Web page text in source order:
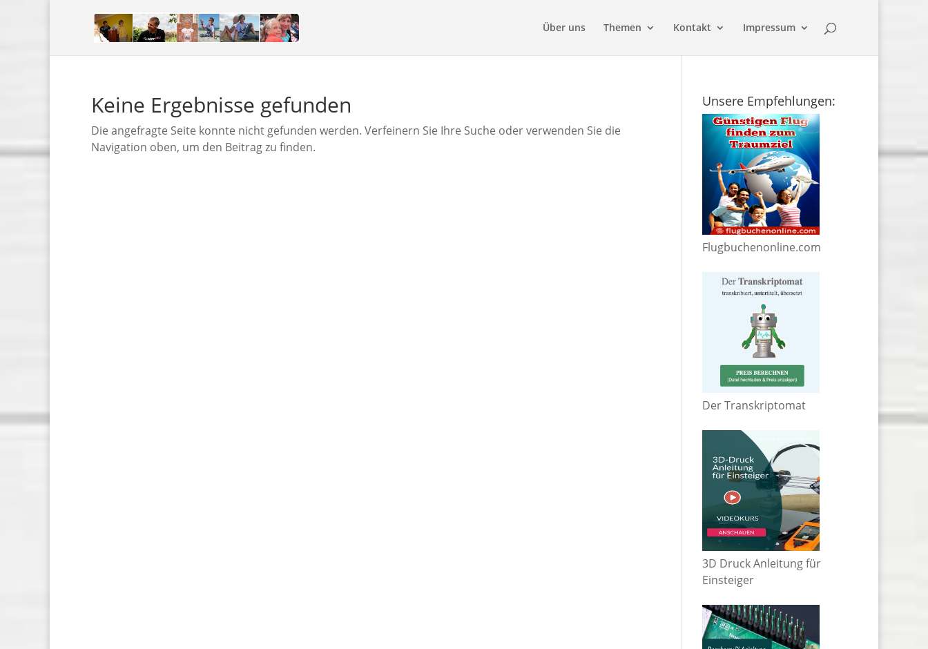
Über uns Themen Kontakt Impressum
Keine Ergebnisse gefunden
Die angefragte Seite konnte nicht gefunden werden. Verfeinern Sie Ihre Suche oder verwenden Sie die
Navigation oben, um den Beitrag zu finden.
Unsere Empfehlungen:
Flugbuchenonline.com
Der Transkriptomat
3D Druck Anleitung für
Einsteiger